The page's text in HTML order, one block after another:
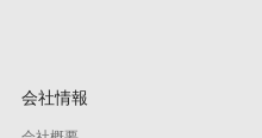
会社情報